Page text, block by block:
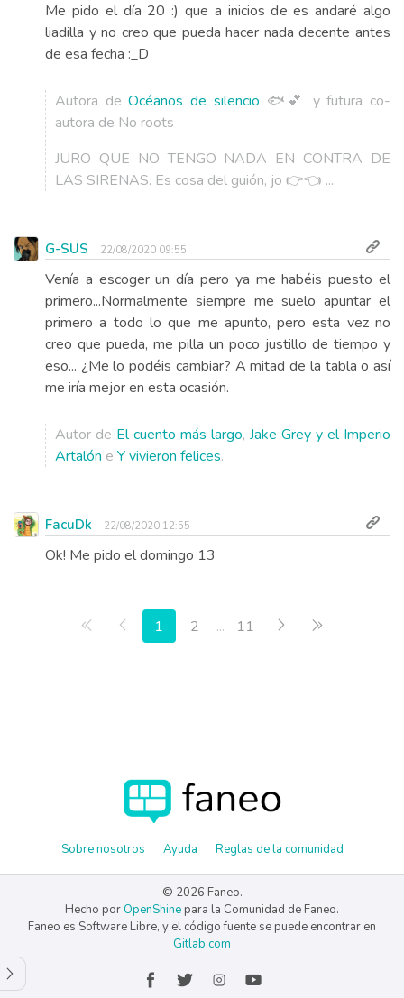
Me pido el día 20 :) que a inicios de es andaré algo
liadilla y no creo que pueda hacer nada decente antes
de esa fecha :_D
Autora deOcéanos de silencio 🐟💕 y futura co-
autora de No roots
JURO QUE NO TENGO NADA EN CONTRA DE
LAS SIRENAS. Es cosa del guión, jo 👉👈 ....
G-SUS 22/08/2020 09:55
Venía a escoger un día pero ya me habéis puesto el
primero...Normalmente siempre me suelo apuntar el
primero a todo lo que me apunto, pero esta vez no
creo que pueda, me pilla un poco justillo de tiempo y
eso... ¿Me lo podéis cambiar? A mitad de la tabla o así
me iría mejor en esta ocasión.
Autor de El cuento más largo, Jake Grey y el Imperio
Artalón e Y vivieron felices.
FacuDk 22/08/2020 12:55
Ok! Me pido el domingo 13
Primera página
Anterior
1 2 ... 11 Siguiente
Sobre nosotros Ayuda Reglas de la comunidad
© 2026 Faneo.
Hecho por OpenShine para la Comunidad de Faneo.
Faneo es Software Libre, y el código fuente se puede encontrar en
Gitlab.com